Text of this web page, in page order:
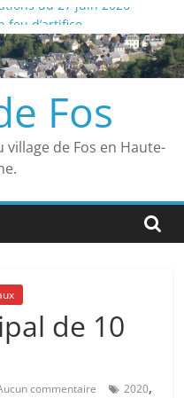
du 27 juin 2026
feu d’artifice
Fos
de Fos en Haute-
de 10
commentaire 2020,